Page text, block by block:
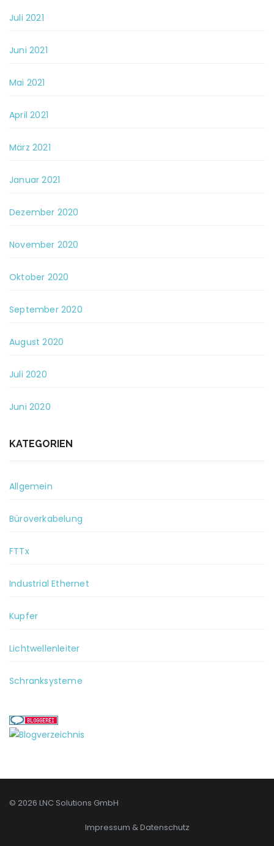
Juli 2021
Juni 2021
Mai 2021
April 2021
März 2021
Januar 2021
Dezember 2020
November 2020
Oktober 2020
September 2020
August 2020
Juli 2020
Juni 2020
KATEGORIEN
Allgemein
Büroverkabelung
FTTx
Industrial Ethernet
Kupfer
Lichtwellenleiter
Schranksysteme
© 2026 LNC Solutions GmbH
Impressum & Datenschutz